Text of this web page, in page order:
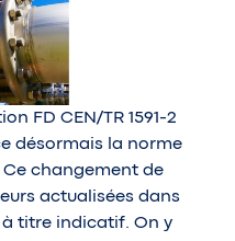
FD CEN/TR 1591-2
désormais la norme
Ce changement de
actualisées dans
à titre indicatif. On y